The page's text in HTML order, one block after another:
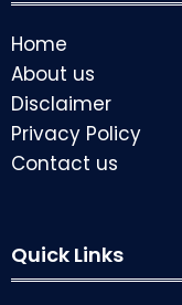
Home
About us
Disclaimer
Privacy Policy
Contact us
Quick Links